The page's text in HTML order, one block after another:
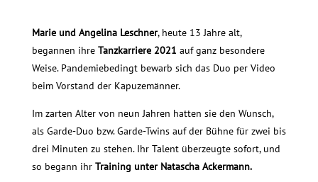
Marie und Angelina Leschner, heute 13 Jahre alt,
begannen ihre Tanzkarriere 2021 auf ganz besondere
Weise. Pandemiebedingt bewarb sich das Duo per Video
beim Vorstand der Kapuzemänner.
Im zarten Alter von neun Jahren hatten sie den Wunsch,
als Garde-Duo bzw. Garde-Twins auf der Bühne für zwei bis
drei Minuten zu stehen. Ihr Talent überzeugte sofort, und
so begann ihr Training unter Natascha Ackermann.